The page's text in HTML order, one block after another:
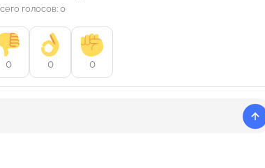
голосов: 0
0 0 0